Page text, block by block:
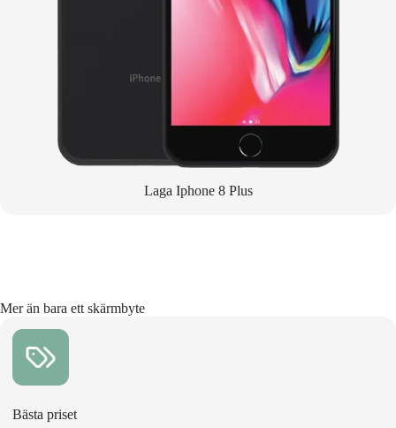
Laga Iphone 8 Plus
Mer än bara ett skärmbyte
Bästa priset